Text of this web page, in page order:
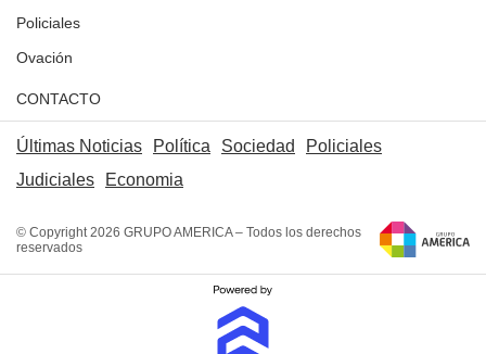
Policiales
Ovación
CONTACTO
Últimas Noticias Política Sociedad
Policiales
Judiciales
Economia
© Copyright 2026 GRUPO AMERICA – Todos los derechos
reservados